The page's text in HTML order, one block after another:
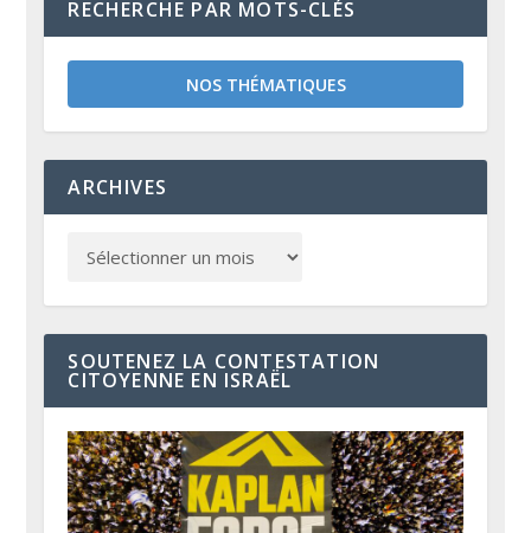
RECHERCHE PAR MOTS-CLÉS
NOS THÉMATIQUES
ARCHIVES
SOUTENEZ LA CONTESTATION
CITOYENNE EN ISRAËL